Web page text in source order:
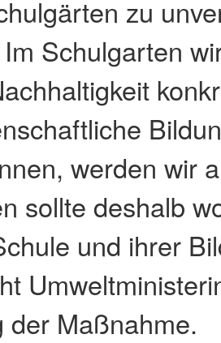
zu
Schulgarten
werden wir
sollte deshalb
und ihrer
der Maßnahme.